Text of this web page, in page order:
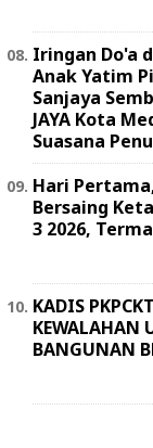
Iringan Do'a
Anak Yatim
Sanjaya
JAYA Kota
Suasana
Hari
Bersaing
3 2026,
KADIS
KEWALAHAN
BANGUNAN